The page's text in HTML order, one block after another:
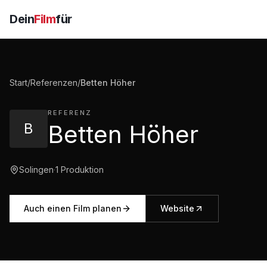
DeinFilmfür
Start/Referenzen/Betten Höher
B
REFERENZ
Betten Höher
Solingen·1 Produktion
Auch einen Film planen Website